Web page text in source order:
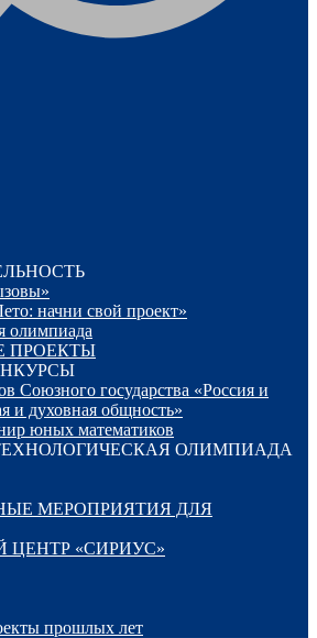
начни свой проект»
олимпиада
ПРОЕКТЫ
Союзного государства «Россия и
и духовная общность»
юных математиков
ОЛИМПИАДА
МЕРОПРИЯТИЯ ДЛЯ
ЦЕНТР «СИРИУС»
прошлых лет